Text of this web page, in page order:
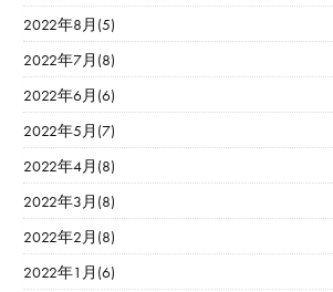
2022年8月(5)
2022年7月(8)
2022年6月(6)
2022年5月(7)
2022年4月(8)
2022年3月(8)
2022年2月(8)
2022年1月(6)